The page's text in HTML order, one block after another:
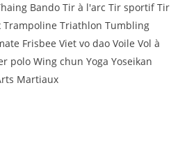
Bando Tir à l'arc Tir sportif Tir
Triathlon Tumbling
Frisbee Viet vo dao Voile Vol à
polo Wing chun Yoga Yoseikan
Martiaux